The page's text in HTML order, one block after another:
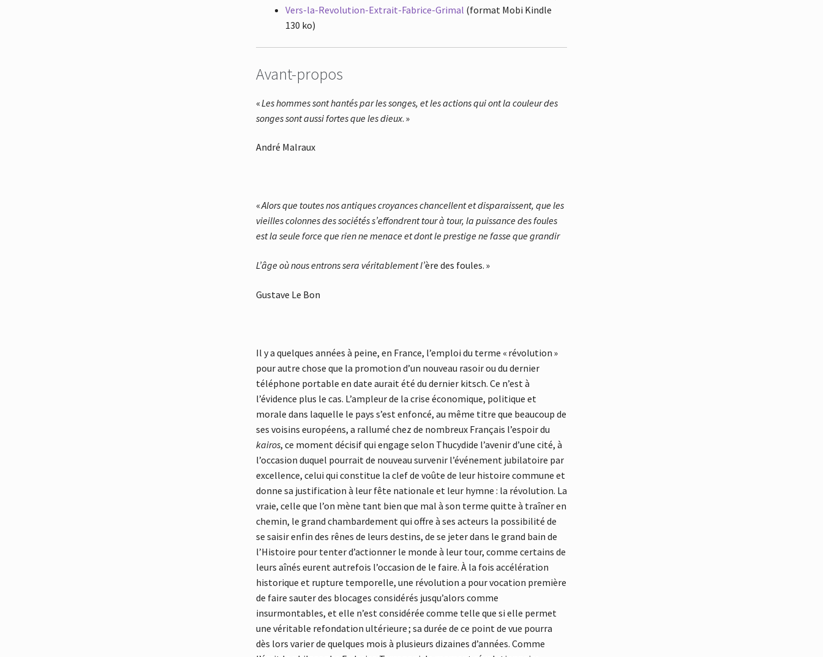
Vers-la-Revolution-Extrait-Fabrice-Grimal (format Mobi Kindle
130 ko)
Avant-propos
«Les hommes sont hantés par les songes, et les actions qui ont la couleur des
songessont aussi fortes que les dieux. »
André Malraux
«Alors que toutes nos antiques croyances chancellent et disparaissent, que les
vieilles colonnes des sociétés s’effondrent tour à tour, la puissance des foules
est la seule force que rien ne menace et dont le prestige ne fasse que grandir
L’âge où nous entrons sera véritablement l’ère des foules. »
Gustave Le Bon
Il y a quelques années à peine, en France, l’emploi du terme « révolution »
pour autre chose que la promotion d’un nouveau rasoir ou du dernier
téléphone portable en date aurait été du dernier kitsch. Ce n’est à
l’évidence plus le cas. L’ampleur de la crise économique, politique et
morale dans laquelle le pays s’est enfoncé, au même titre que beaucoup de
ses voisins européens, a rallumé chez de nombreux Français l’espoir du
kairos, ce moment décisif qui engage selon Thucydide l’avenir d’une cité, à
l’occasion duquel pourrait de nouveau survenir l’événement jubilatoire par
excellence, celui qui constitue la clef de voûte de leur histoire commune et
donne sa justification à leur fête nationale et leur hymne : la révolution. La
vraie, celle que l’on mène tant bien que mal à son terme quitte à traîner en
chemin, le grand chambardement qui offre à ses acteurs la possibilité de
se saisir enfin des rênes de leurs destins, de se jeter dans le grand bain de
l’Histoire pour tenter d’actionner le monde à leur tour, comme certains de
leurs aînés eurent autrefois l’occasion de le faire. À la fois accélération
historique et rupture temporelle, une révolution a pour vocation première
de faire sauter des blocages considérés jusqu’alors comme
insurmontables, et elle n’est considérée comme telle que si elle permet
une véritable refondation ultérieure ; sa durée de ce point de vue pourra
dès lors varier de quelques mois à plusieurs dizaines d’années. Comme